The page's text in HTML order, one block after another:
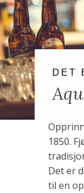
DET
1850.
Det er
til en